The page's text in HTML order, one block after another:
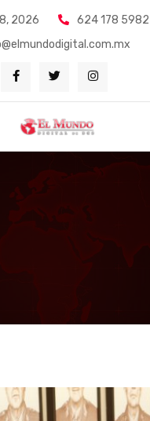
2026
624 178 5982